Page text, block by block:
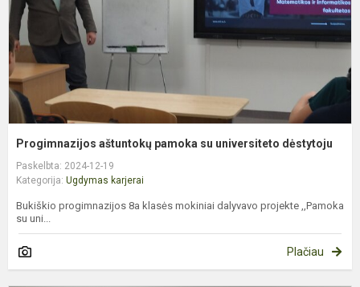
Progimnazijos aštuntokų pamoka su universiteto dėstytoju
Paskelbta: 2024-12-19
Kategorija: Ugdymas karjerai
Bukiškio progimnazijos 8a klasės mokiniai dalyvavo projekte ,,Pamoka
su uni...
Plačiau